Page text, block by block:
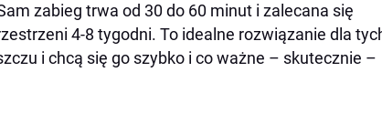
zabieg trwa od 30 do 60 minut i zalecana się
4-8 tygodni. To idealne rozwiązanie dla
i chcą się go szybko i co ważne – skutecznie –